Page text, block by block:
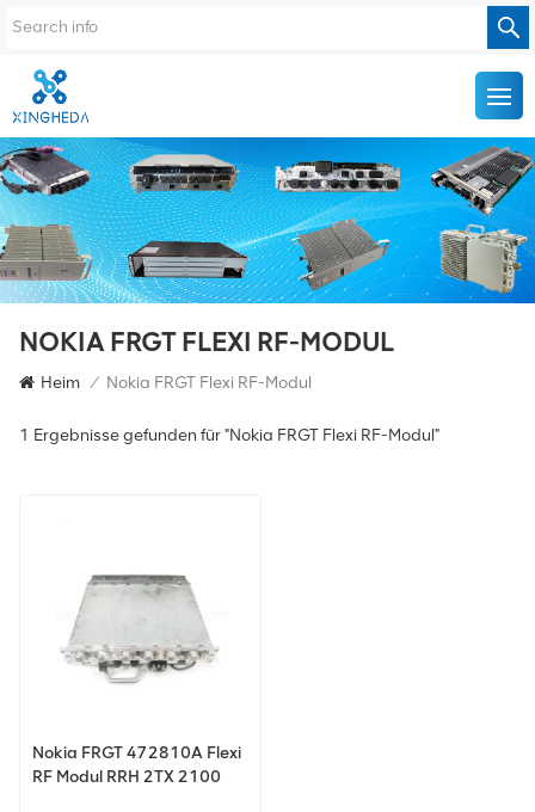
NOKIA FRGT FLEXI RF-MODUL
Heim / Nokia FRGT Flexi RF-Modul
1 Ergebnisse gefunden für "Nokia FRGT Flexi RF-Modul"
Nokia FRGT 472810A Flexi
RF Modul RRH 2TX 2100